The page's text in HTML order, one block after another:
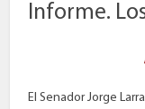
Informe.
El Senador Jorge